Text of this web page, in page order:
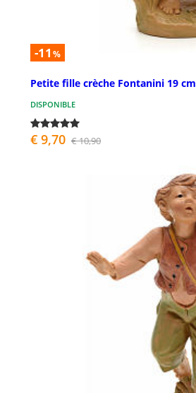
-11 %
Petite fille crèche Fontanini 19 cm
DISPONIBLE
€ 9,70 € 10,90